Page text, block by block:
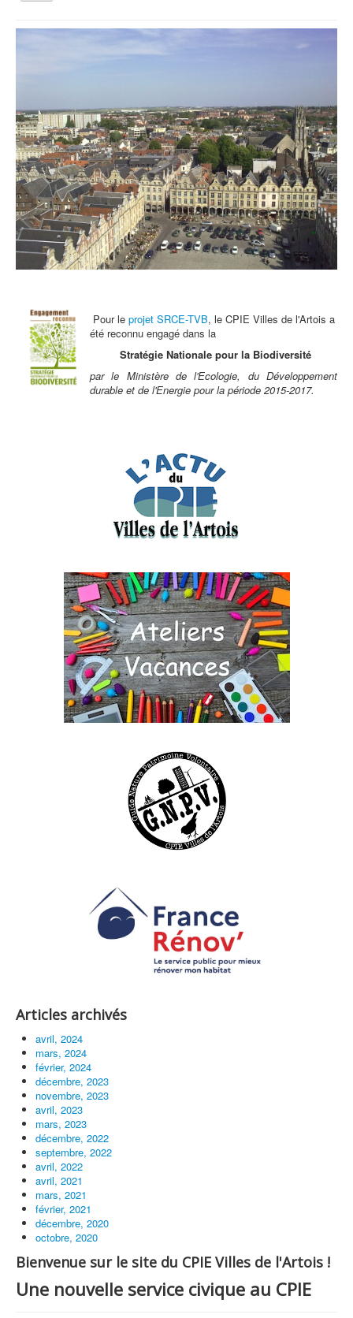
la
Vous êtes ici :
Accueil
Une nouvelle service civique au CPIE
Activités tout public
Animations et éducation
Accompagnement du territoire et ingénierie
Espace Info Energie
Guide Nature Patrimoine Volontaire (GNPV)
Centre de Ressources du Territoire (CRT)
Contact
Pour le projet SRCE-TVB, le CPIE Villes de l'Artois a
été reconnu engagé dans la
Stratégie Nationale pour la Biodiversité
par le Ministère de l'Ecologie, du Développement
durable et de l'Energie pour la période 2015-2017.
Articles archivés
avril, 2024
mars, 2024
février, 2024
décembre, 2023
novembre, 2023
avril, 2023
mars, 2023
décembre, 2022
septembre, 2022
avril, 2022
avril, 2021
mars, 2021
février, 2021
décembre, 2020
octobre, 2020
Bienvenue sur le site du CPIE Villes de l'Artois !
Une nouvelle service civique au CPIE